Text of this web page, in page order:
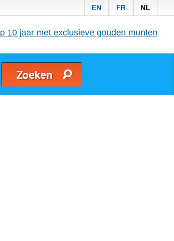
EN FR NL
10 jaar met exclusieve gouden munten